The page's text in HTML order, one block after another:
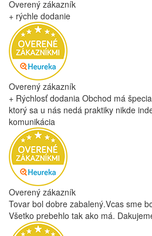
Nákup overený našimi zákazníkmi
všetky recenzie
Overený zákazník
+ Rýchlosť doručenia Veľký výber tovaru
Overený zákazník
+ Rýchle riešenie problému